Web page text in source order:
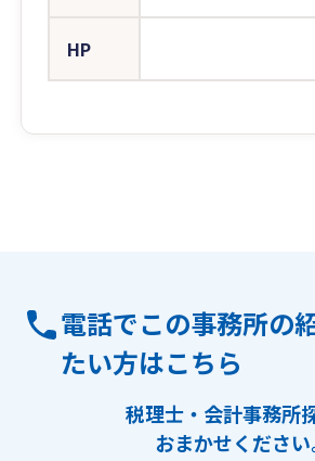
HP
電話でこの事務所の
たい方はこちら
税理士・会計事務所
おまかせください